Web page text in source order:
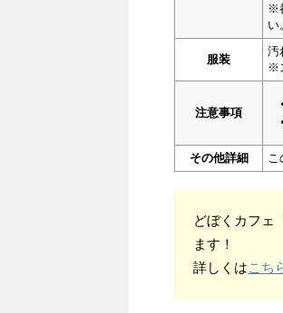
※
い
服装
汚
※
注意事項
その他詳細 こ
どぼくカフェ
ます！
詳しくはこち